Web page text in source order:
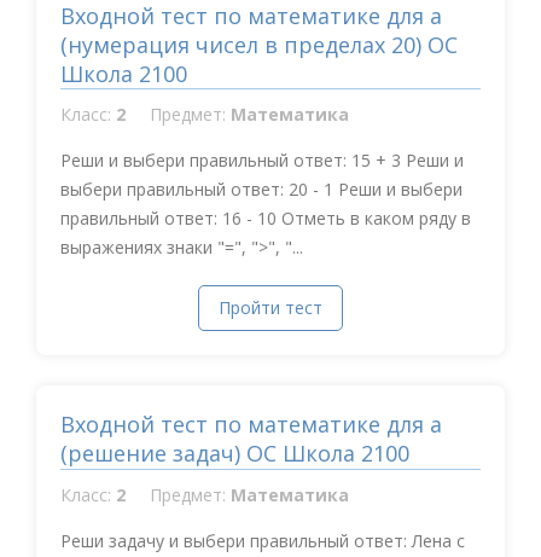
Входной тест по математике для а
(нумерация чисел в пределах 20) ОС
Школа 2100
Класс: 2 Предмет: Математика
Реши и выбери правильный ответ: 15 + 3 Реши и
выбери правильный ответ: 20 - 1 Реши и выбери
правильный ответ: 16 - 10 Отметь в каком ряду в
выражениях знаки "=", ">", "...
Пройти тест
Входной тест по математике для а
(решение задач) ОС Школа 2100
Класс: 2 Предмет: Математика
Реши задачу и выбери правильный ответ: Лена с